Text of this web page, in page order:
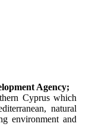
Agency;
Cyprus which
natural
environment and